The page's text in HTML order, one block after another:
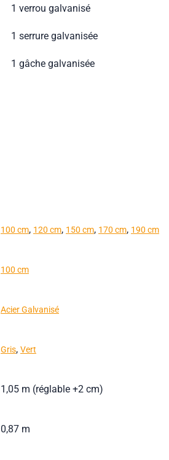
1 verrou galvanisé
1 serrure galvanisée
1 gâche galvanisée
100 cm, 120 cm, 150 cm, 170 cm, 190 cm
100 cm
Acier Galvanisé
Gris, Vert
1,05 m (réglable +2 cm)
0,87 m